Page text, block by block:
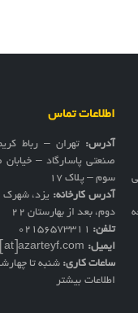
اطلاعات تماس
آدرس: تهران – رباط
صنعتی پاسارگاد –
سوم – پلاک 17
آدرس کارخانه:
دوم، بعد از بهارستان ۲۲
تلفن: 02156573311
ایمیل:
ساعات کاری: شنبه تا چهارشنبه 9
اطلاعات بیشتر